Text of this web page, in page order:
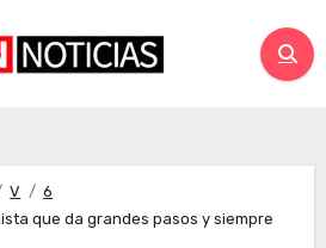
V
6
que da grandes pasos y siempre